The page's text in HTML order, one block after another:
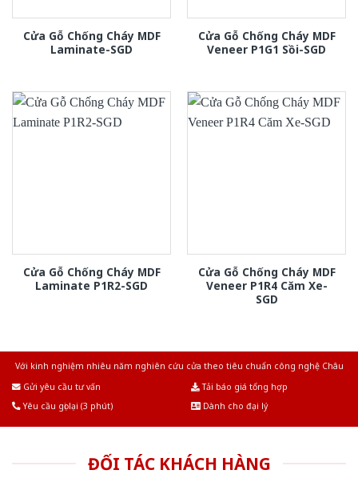
Cửa Gỗ Chống Cháy MDF
Laminate-SGD
Cửa Gỗ Chống Cháy MDF
Veneer P1G1 Sồi-SGD
Cửa Gỗ Chống Cháy MDF
Laminate P1R2-SGD
Cửa Gỗ Chống Cháy MDF
Veneer P1R4 Căm Xe-
SGD
Với kinh nghiệm nhiêu năm nghiên cứu cửa theo tiêu chuẩn công nghệ Châu
Gửi yêu cầu tư vấn
Tải báo giá tổng hợp
Yêu cầu gọi lại (3 phút)
Dành cho đại lý
ĐỐI TÁC KHÁCH HÀNG